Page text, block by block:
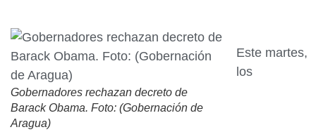
Gobernadores rechazan decreto de
Barack Obama. Foto: (Gobernación de
Aragua)
Este martes,
los